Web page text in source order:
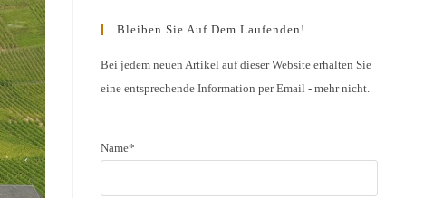
Bleiben Sie Auf Dem Laufenden!
Bei jedem neuen Artikel auf dieser Website erhalten Sie
eine entsprechende Information per Email - mehr nicht.
Name*